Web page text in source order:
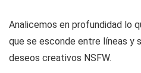
Analicemos en profundidad lo
que se esconde entre líneas y
deseos creativos NSFW.